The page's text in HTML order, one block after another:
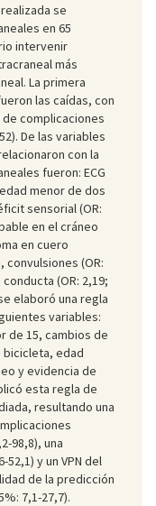
realizada se
en 65
intervenir
más
La primera
las caídas, con
de complicaciones
De las variables
con la
fueron: ECG
menor de dos
sensorial (OR:
en el cráneo
en cuero
convulsiones (OR:
(OR: 2,19;
elaboró una regla
variables:
de 15, cambios de
edad
y evidencia de
esta regla de
resultando una
98,8), una
y un VPN del
de la predicción
7,1-27,7).